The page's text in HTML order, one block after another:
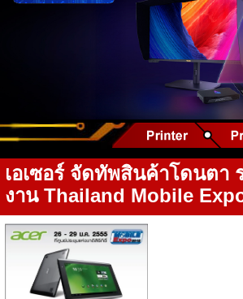
เอเซอร์ จัดทัพสินค้าโดนตา
งาน Thailand Mobile